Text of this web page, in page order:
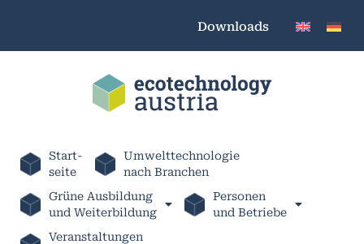
Downloads
Start-
seite
Umwelttechnologie
nach Branchen
Grüne Ausbildung
und Weiterbildung
Personen
und Betriebe
Veranstaltungen